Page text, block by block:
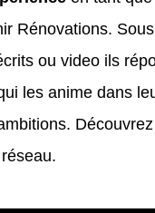
Rénovations.
ou video ils
les anime dans